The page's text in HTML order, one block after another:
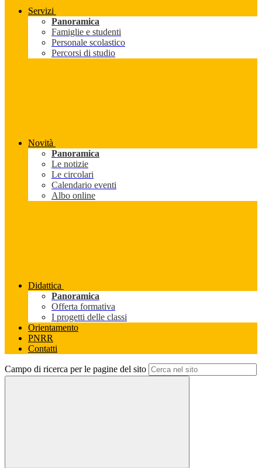
Servizi
Panoramica
Famiglie e studenti
Personale scolastico
Percorsi di studio
Novità
Panoramica
Le notizie
Le circolari
Calendario eventi
Albo online
Didattica
Panoramica
Offerta formativa
I progetti delle classi
Orientamento
PNRR
Contatti
Campo di ricerca per le pagine del sito